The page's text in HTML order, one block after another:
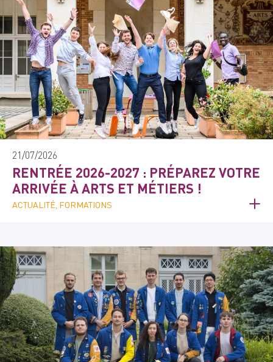
21/07/2026
RENTRÉE 2026-2027 : PRÉPAREZ VOTRE
ARRIVÉE À ARTS ET MÉTIERS !
ACTUALITÉ, FORMATIONS